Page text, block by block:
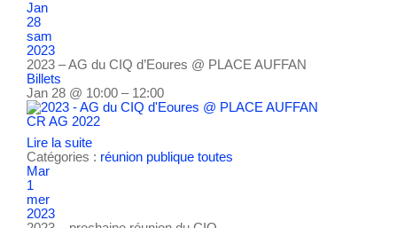
Jan
28
sam
2023
2023 – AG du CIQ d’Eoures @ PLACE AUFFAN
Billets
Jan 28 @ 10:00 – 12:00
CR AG 2022
Lire la suite
Catégories : réunion publique toutes
Mar
1
mer
2023